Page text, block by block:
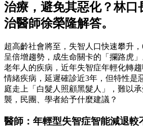
治療，避免其惡化？林口
治醫師徐榮隆解答。
超高齡社會將至，失智人口快速攀升
呈倍增趨勢，成生命關卡的「攔路虎
老年人的疾病，近年失智症年輕化轉
情緒疾病，延遲確診近3年，但特性是
庭走上「白髮人照顧黑髮人」，難以
襲，民團、學者給予什麼建議？
醫師：年輕型失智症智能減退較